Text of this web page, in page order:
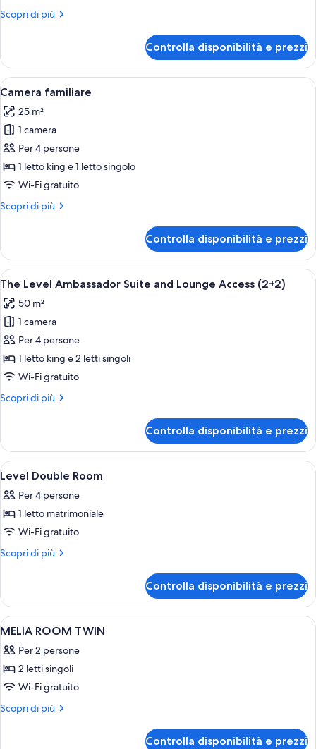
Scopri di più
Altri
familiare
(2+1)
Controlla disponibilità e prezzi
Apri
tutte
le
foto
per
Camera
familiare
Camera da letto moderna con un
6
Camera familiare
25 m²
1 camera
Per 4 persone
1 letto king e 1 letto singolo
Wi-Fi gratuito
Scopri di più
Altri
familiare
Controlla disponibilità e prezzi
Apri
tutte
le
foto
per
The
Level
Suite
Access
(2+2)
Una camera d'albergo moderna con
11
The Level Ambassador Suite and Lounge Access (2+2)
50 m²
1 camera
Per 4 persone
1 letto king e 2 letti singoli
Wi-Fi gratuito
Scopri di più
Altri
Level
Ambassador
Suite
Lounge
Access
Controlla disponibilità e prezzi
Apri
tutte
le
foto
per
Level
Una camera d'albergo con un letto
13
Level Double Room
Per 4 persone
1 letto matrimoniale
Wi-Fi gratuito
Scopri di più
Altri
Double
Room
Controlla disponibilità e prezzi
Apri
tutte
le
foto
per
MELIA
Una camera d'albergo con due letti,
9
MELIA ROOM TWIN
Per 2 persone
2 letti singoli
Wi-Fi gratuito
Scopri di più
Altri
Controlla disponibilità e prezzi